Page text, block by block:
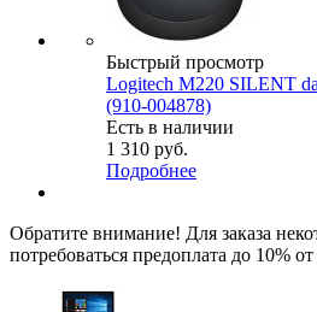
Быстрый просмотр
Logitech M220 SILENT
(910-004878)
Есть в наличии
1 310 руб.
Подробнее
Обратите внимание! Для заказа
потребоваться предоплата до 10%